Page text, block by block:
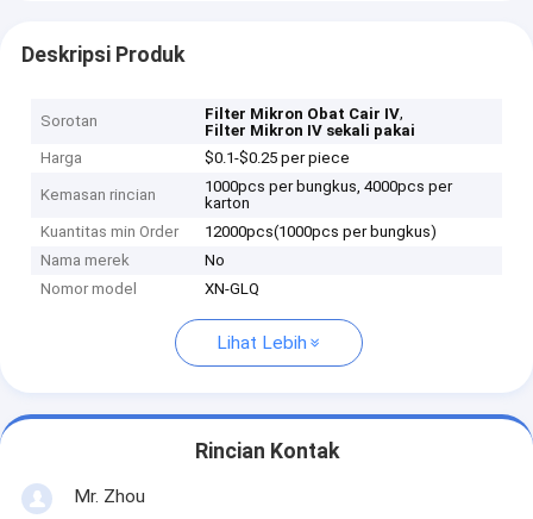
Deskripsi Produk
Sorotan Filter Mikron Obat Cair IV,
Filter Mikron IV sekali pakai
Harga
$0.1-$0.25 per piece
Kemasan rincian
1000pcs per bungkus, 4000pcs per
karton
Kuantitas min Order
12000pcs(1000pcs per bungkus)
Nama merek
No
Nomor model
XN-GLQ
Lihat Lebih
Rincian Kontak
Mr. Zhou